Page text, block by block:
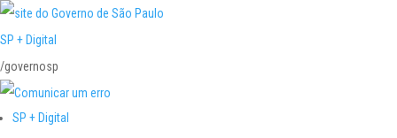
SP + Digital
/governosp
SP + Digital